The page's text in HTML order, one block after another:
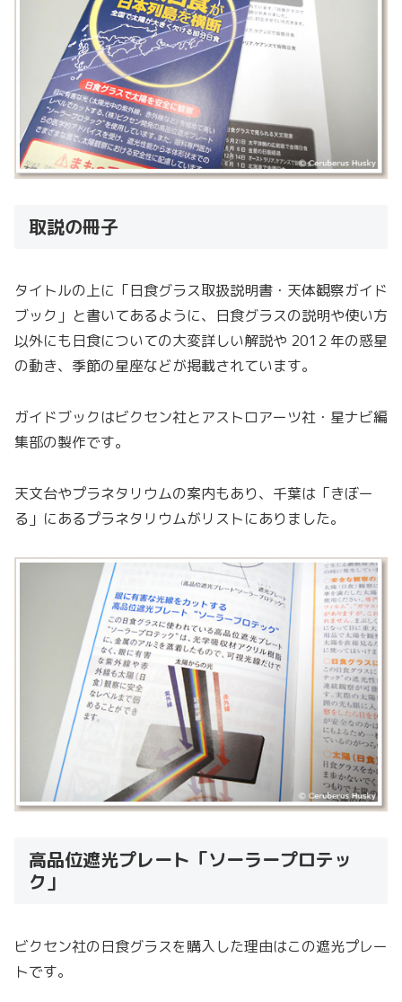
取説の冊子
タイトルの上に「日食グラス取扱説明書・天体観察ガイド
ブック」と書いてあるように、日食グラスの説明や使い方
以外にも日食についての大変詳しい解説や 2012 年の惑星
の動き、季節の星座などが掲載されています。
ガイドブックはビクセン社とアストロアーツ社・星ナビ編
集部の製作です。
天文台やプラネタリウムの案内もあり、千葉は「きぼー
る」にあるプラネタリウムがリストにありました。
高品位遮光プレート「ソーラープロテッ
ク」
ビクセン社の日食グラスを購入した理由はこの遮光プレー
トです。